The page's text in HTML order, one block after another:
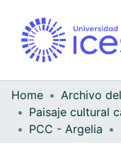
Home
Paisaje cultural
PCC - Argelia